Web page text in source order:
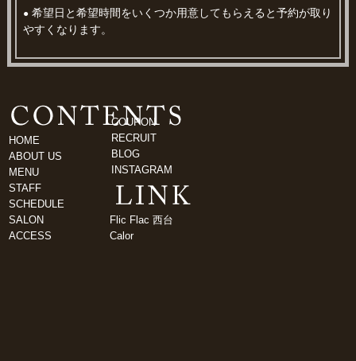
● 希望日と希望時間をいくつか用意してもらえると予約が取り
やすくなります。
HOME
ABOUT US
MENU
STAFF
SCHEDULE
SALON
ACCESS
COUPON
RECRUIT
BLOG
INSTAGRAM
Flic Flac 西台
Calor